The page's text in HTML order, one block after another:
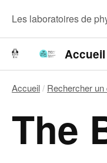
contenu
Menu
Les laboratoires de
normale supérieure
Laboratoire Kastler
Navigation
principale
Accueil
d'Ariane
Accueil Rechercher un
The